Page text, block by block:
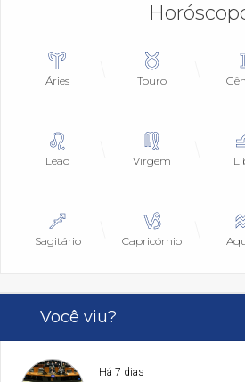
Áries Touro
Leão Virgem
Sagitário Capricórnio
Você viu?
Há 7 dias